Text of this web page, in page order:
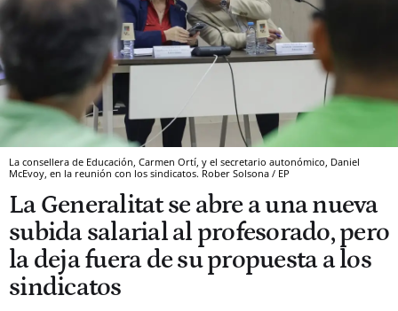
La consellera de Educación, Carmen Ortí, y el secretario autonómico, Daniel
McEvoy, en la reunión con los sindicatos. Rober Solsona / EP
La Generalitat se abre a una nueva
subida salarial al profesorado, pero
la deja fuera de su propuesta a los
sindicatos